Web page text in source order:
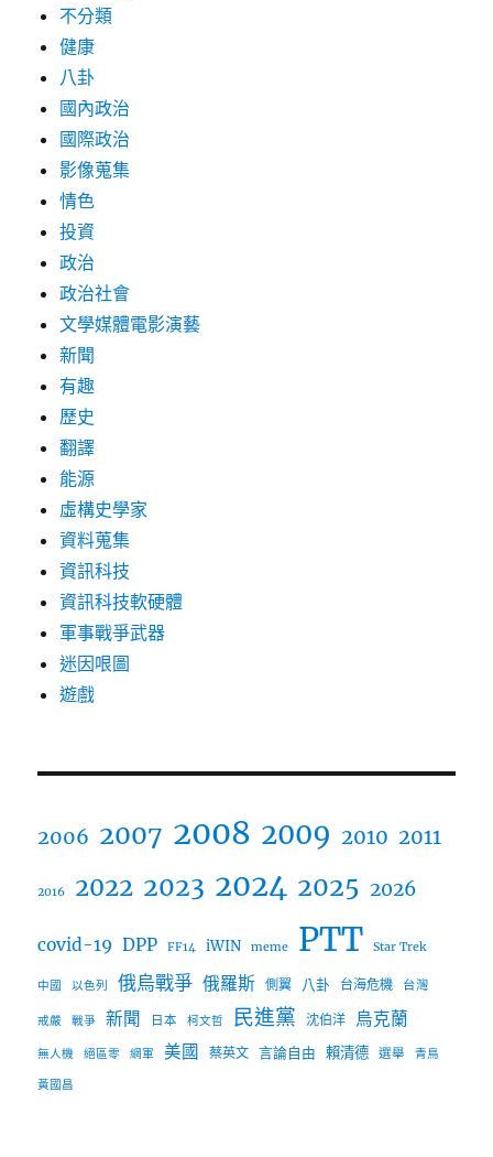
不分類
健康
八卦
國內政治
國際政治
影像蒐集
情色
投資
政治
政治社會
文學媒體電影演藝
新聞
有趣
歷史
翻譯
能源
虛構史學家
資料蒐集
資訊科技
資訊科技軟硬體
軍事戰爭武器
迷因哏圖
遊戲
2006 2007 2008 2009 2010 2011
2016 2022 2023 2024 2025 2026
covid-19 DPP FF14 iWIN meme PTT Star Trek
中國 以色列 俄烏戰爭 俄羅斯 側翼 八卦 台海危機 台灣
戒嚴 戰爭 新聞 日本 柯文哲 民進黨 沈伯洋 烏克蘭
無人機 絕區零 網軍 美國 蔡英文 言論自由 賴清德 選舉 青鳥
黃國昌